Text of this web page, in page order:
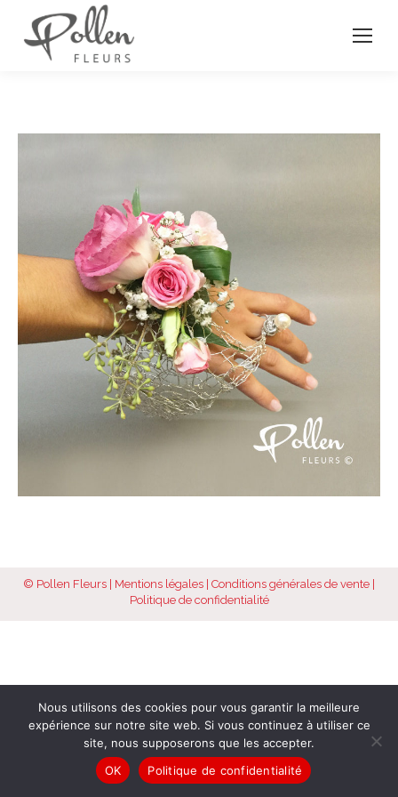
© Pollen Fleurs | Mentions légales Conditions générales de vente
Politique de confidentialité
Nous utilisons des cookies pour vous garantir la meilleure
expérience sur notre site web. Si vous continuez à utiliser ce
site, nous supposerons que les accepter.
OK
Politique de confidentialité